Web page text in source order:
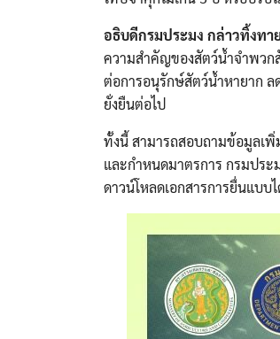
อธิบดีกรมประมง กล่าวทิ้งทา
ความสำคัญของสัตว์น้ำจำพวก
ต่อการอนุรักษ์สัตว์น้ำหายาก
ยั่งยืนต่อไป
ทั้งนี้ สามารถสอบถามข้อมูลเ
และกำหนดมาตรการ กรมประ
ดาวน์โหลดเอกสารการยื่นแบบไ